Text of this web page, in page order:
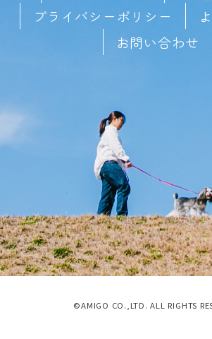
プライバシーポリシー
お問い合わせ
©AMIGO CO.,LTD. ALL RIGHTS